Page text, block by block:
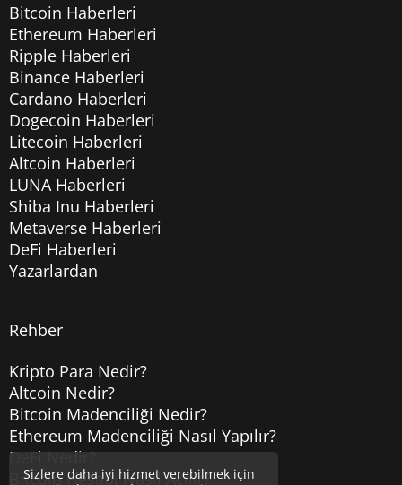
Bitcoin Haberleri
Ethereum Haberleri
Ripple Haberleri
Binance Haberleri
Cardano Haberleri
Dogecoin Haberleri
Litecoin Haberleri
Altcoin Haberleri
LUNA Haberleri
Shiba Inu Haberleri
Metaverse Haberleri
DeFi Haberleri
Yazarlardan
Rehber
Kripto Para Nedir?
Altcoin Nedir?
Bitcoin Madenciliği Nedir?
Ethereum Madenciliği Nasıl Yapılır?
DeFi Nedir?
Bitcoin Hesabı Nasıl Açılır?
Sizlere daha iyi hizmet verebilmek için